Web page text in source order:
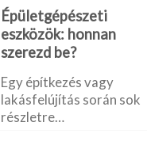
Épületgépészeti
eszközök: honnan
szerezd be?
Egy építkezés vagy
lakásfelújítás során sok
részletre…